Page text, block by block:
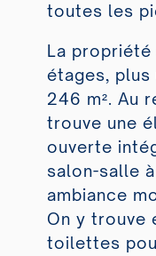
toutes les
La propriété
étages,
246 m². Au
trouve une
ouverte
salon-salle
ambiance
On y trouve
toilettes